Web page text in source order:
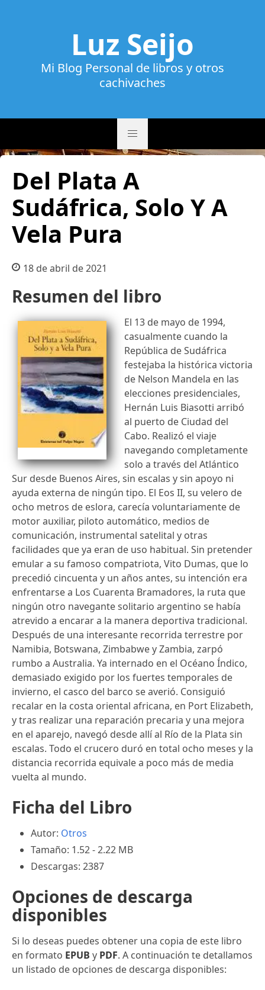
Luz Seijo
Mi Blog Personal de libros y otros
cachivaches
Del Plata A
Sudáfrica, Solo Y A
Vela Pura
18 de abril de 2021
Resumen del libro
El 13 de mayo de 1994,
casualmente cuando la
República de Sudáfrica
festejaba la histórica victoria
de Nelson Mandela en las
elecciones presidenciales,
Hernán Luis Biasotti arribó
al puerto de Ciudad del
Cabo. Realizó el viaje
navegando completamente
solo a través del Atlántico
Sur desde Buenos Aires, sin escalas y sin apoyo ni
ayuda externa de ningún tipo. El Eos II, su velero de
ocho metros de eslora, carecía voluntariamente de
motor auxiliar, piloto automático, medios de
comunicación, instrumental satelital y otras
facilidades que ya eran de uso habitual. Sin pretender
emular a su famoso compatriota, Vito Dumas, que lo
precedió cincuenta y un años antes, su intención era
enfrentarse a Los Cuarenta Bramadores, la ruta que
ningún otro navegante solitario argentino se había
atrevido a encarar a la manera deportiva tradicional.
Después de una interesante recorrida terrestre por
Namibia, Botswana, Zimbabwe y Zambia, zarpó
rumbo a Australia. Ya internado en el Océano Índico,
demasiado exigido por los fuertes temporales de
invierno, el casco del barco se averió. Consiguió
recalar en la costa oriental africana, en Port Elizabeth,
y tras realizar una reparación precaria y una mejora
en el aparejo, navegó desde allí al Río de la Plata sin
escalas. Todo el crucero duró en total ocho meses y la
distancia recorrida equivale a poco más de media
vuelta al mundo.
Ficha del Libro
Autor: Otros
Tamaño: 1.52 - 2.22 MB
Descargas: 2387
Opciones de descarga
disponibles
Si lo deseas puedes obtener una copia de este libro
en formato EPUB y PDF. A continuación te detallamos
un listado de opciones de descarga disponibles: